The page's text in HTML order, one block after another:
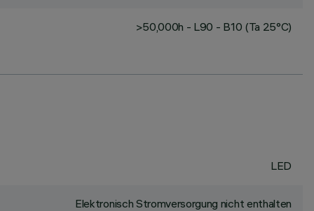
>50,000h - L90 - B10 (Ta 25°C)
LED
Elektronisch Stromversorgung nicht enthalten